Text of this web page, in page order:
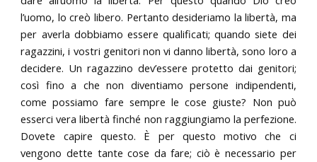
l’uomo, lo creò libero. Pertanto desideriamo la libertà, ma
per averla dobbiamo essere qualificati; quando siete dei
ragazzini, i vostri genitori non vi danno libertà, sono loro a
decidere. Un ragazzino dev’essere protetto dai genitori;
così fino a che non diventiamo persone indipendenti,
come possiamo fare sempre le cose giuste? Non può
esserci vera libertà finché non raggiungiamo la perfezione.
Dovete capire questo. È per questo motivo che ci
vengono dette tante cose da fare; ciò è necessario per